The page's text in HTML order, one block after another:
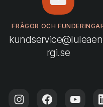
FRÅGOR OCH
rgi.se